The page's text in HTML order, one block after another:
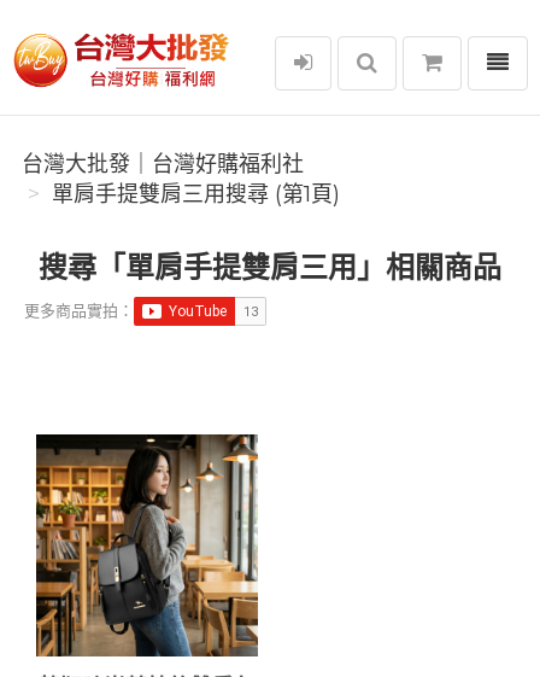
台灣大批發｜台灣好購福利社
選單
台灣大批發｜台灣好購福利社
單肩手提雙肩三用搜尋 (第1頁)
搜尋「單肩手提雙肩三用」相關商品
更多商品實拍：